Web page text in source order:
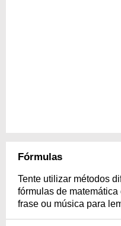
Fórmulas
Tente utilizar métodos
fórmulas de
frase ou música para